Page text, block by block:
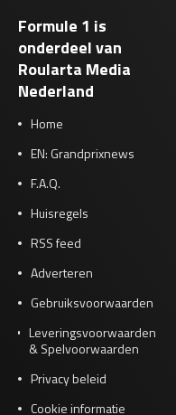
Formule 1 is
onderdeel van
Roularta Media
Nederland
Home
EN: Grandprixnews
F.A.Q.
Huisregels
RSS feed
Adverteren
Gebruiksvoorwaarden
Leveringsvoorwaarden
& Spelvoorwaarden
Privacy beleid
Cookie informatie